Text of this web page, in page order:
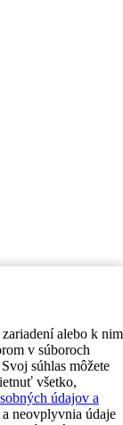
alebo k nim
v súboroch
súhlas môžete
všetko,
údajov a
neovplyvnia údaje